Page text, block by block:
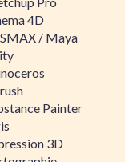
4D
/ Maya
Painter
3D